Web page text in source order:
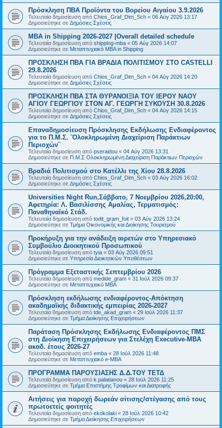
Πρόσκληση ΠΒΑ Προϊόντα του Βορείου Αιγαίου 3.9.2026
Τελευταία δημοσίευση από Chios_Graf_Dim_Sch « 06 Αύγ 2026 13:17
Δημοσιεύτηκε σε Δημόσιες Σχέσεις
MBA in Shipping 2026-2027 |Overall detailed schedule
Τελευταία δημοσίευση από shipping-mba « 05 Αύγ 2026 14:07
Δημοσιεύτηκε σε Μεταπτυχιακό MBA in Shipping
ΠΡΟΣΚΛΗΣΗ ΠΒΑ ΓΙΑ ΒΡΑΔΙΑ ΠΟΛΙΤΙΣΜΟΥ ΣΤΟ CASTELLI
29.8.2026
Τελευταία δημοσίευση από Chios_Graf_Dim_Sch « 04 Αύγ 2026 14:20
Δημοσιεύτηκε σε Δημόσιες Σχέσεις
ΠΡΟΣΚΛΗΣΗ ΠΒΑ ΣΤΑ ΘΥΡΑΝΟΙΞΙΑ ΤΟΥ ΙΕΡΟΥ ΝΑΟΥ
ΑΓΙΟΥ ΓΕΩΡΓΙΟΥ ΣΤΟΝ ΑΓ. ΓΕΩΡΓΗ ΣΥΚΟΥΣΗ 30.8.2026
Τελευταία δημοσίευση από Chios_Graf_Dim_Sch « 04 Αύγ 2026 14:15
Δημοσιεύτηκε σε Δημόσιες Σχέσεις
Επαναδημοσίευση Πρόσκλησης Εκδήλωσης Ενδιαφέροντος
για το Π.Μ.Σ. ¨Ολοκληρωμένη Διαχείριση Παράκτιων
Περιοχών¨
Τελευταία δημοσίευση από pseraidou « 04 Αύγ 2026 13:31
Δημοσιεύτηκε σε Π.Μ.Σ Ολοκληρωμένη Διαχείριση Παράκτιων Περιοχών
Βραδιά Πολιτισμού στο Κατέλλι της Χίου 28.8.2026
Τελευταία δημοσίευση από Chios_Graf_Dim_Sch « 03 Αύγ 2026 16:02
Δημοσιεύτηκε σε Δημόσιες Σχέσεις
Universities Night Run,Σάββατο, 7 Νοεμβρίου 2026,20:00,
Αφετηρία: Λ. Βασιλίσσης Αμαλίας, Τερματισμός:
Παναθηναϊκό Στάδ.
Τελευταία δημοσίευση από todit_gram_foit « 03 Αύγ 2026 13:24
Δημοσιεύτηκε σε Τμήμα Οικονομικής και Διοίκησης Τουρισμού
Προκήρυξη για την ανάδειξη αιρετών στο Υπηρεσιακό
Συμβούλιο Διοικητικού Προσωπικού
Τελευταία δημοσίευση από tyia « 03 Αύγ 2026 09:51
Δημοσιεύτηκε σε Υπηρεσία Διοικητικών Υποθέσεων
Πρόγραμμα Εξεταστικής Σεπτεμβρίου 2026
Τελευταία δημοσίευση από medide_gram « 31 Ιούλ 2026 09:37
Δημοσιεύτηκε σε Μεταπτυχιακό MBA
Πρόσκληση εκδήλωσης ενδιαφέροντος-Απόκτηση
ακαδημαϊκής διδακτικής εμπειρίας 2026-2027
Τελευταία δημοσίευση από tde_akad_gram « 29 Ιούλ 2026 11:37
Δημοσιεύτηκε σε Τμήμα Διοίκησης Επιχειρήσεων
Παράταση Πρόσκλησης Εκδήλωσης Ενδιαφέροντος ΠΜΣ
στη Διοίκηση Επιχειρήσεων για Στελέχη Executive-MBΑ
ακαδ. έτους 2026-27
Τελευταία δημοσίευση από emba « 28 Ιούλ 2026 11:48
Δημοσιεύτηκε σε Μεταπτυχιακό e-MBA
ΠΡΟΓΡΑΜΜΑ ΠΑΡΟΥΣΙΑΣΗΣ Δ.Δ.ΤΟΥ ΤΕΤΔ
Τελευταία δημοσίευση από k.palatianou « 28 Ιούλ 2026 11:25
Δημοσιεύτηκε σε Τμήμα Επιστήμης Τροφίμων και Διατροφής
Αιτήσεις για παροχή δωρεάν σίτισης/στέγασης από τους
πρωτοετείς φοιτητές
Τελευταία δημοσίευση από ekokolaki « 28 Ιούλ 2026 10:42
Δημοσιεύτηκε σε Τμήμα Διοίκησης Επιχειρήσεων